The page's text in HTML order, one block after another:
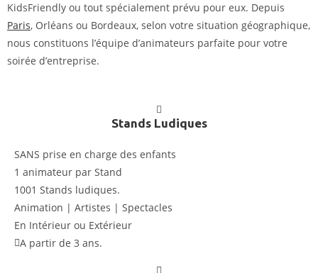
KidsFriendly ou tout spécialement prévu pour eux. Depuis
Paris, Orléans ou Bordeaux, selon votre situation géographique,
nous constituons l’équipe d’animateurs parfaite pour votre
soirée d’entreprise.
Stands Ludiques
SANS prise en charge des enfants
1 animateur par Stand
1001 Stands ludiques.
Animation | Artistes | Spectacles
En Intérieur ou Extérieur
A partir de 3 ans.